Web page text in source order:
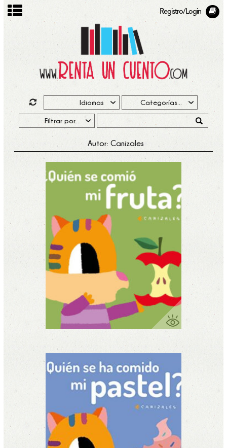
Registro/Login
Autor: Canizales